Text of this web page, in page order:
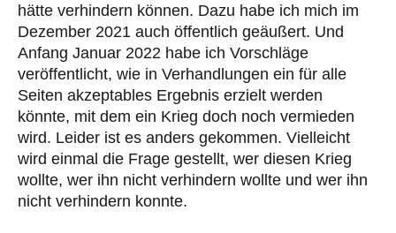
hätte verhindern können. Dazu habe ich mich im
Dezember 2021 auch öffentlich geäußert. Und
Anfang Januar 2022 habe ich Vorschläge
veröffentlicht, wie in Verhandlungen ein für alle
Seiten akzeptables Ergebnis erzielt werden
könnte, mit dem ein Krieg doch noch vermieden
wird. Leider ist es anders gekommen. Vielleicht
wird einmal die Frage gestellt, wer diesen Krieg
wollte, wer ihn nicht verhindern wollte und wer ihn
nicht verhindern konnte.